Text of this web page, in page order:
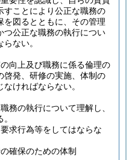
すことにより公正な職務の
を図るとともに、その管理
つ公正な職務の執行につい
ない。
向上及び職務に係る倫理の
啓発、研修の実施、体制の
ければならない。
務の執行について理解し、
求行為等をしてはならな
確保のための体制